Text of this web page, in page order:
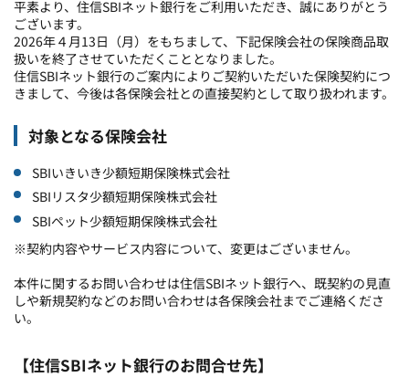
平素より、住信SBIネット銀行をご利用いただき、誠にありがとう
ございます。
2026年４月13日（月）をもちまして、下記保険会社の保険商品取
扱いを終了させていただくこととなりました。
住信SBIネット銀行のご案内によりご契約いただいた保険契約につ
きまして、今後は各保険会社との直接契約として取り扱われます。
対象となる保険会社
SBIいきいき少額短期保険株式会社
SBIリスタ少額短期保険株式会社
SBIペット少額短期保険株式会社
※契約内容やサービス内容について、変更はございません。
本件に関するお問い合わせは住信SBIネット銀行へ、既契約の見直
しや新規契約などのお問い合わせは各保険会社までご連絡くださ
い。
【住信SBIネット銀行のお問合せ先】